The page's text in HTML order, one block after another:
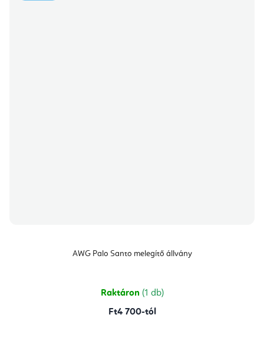
AWG Palo Santo melegítő állvány
Raktáron (1 db)
Ft4 700-tól